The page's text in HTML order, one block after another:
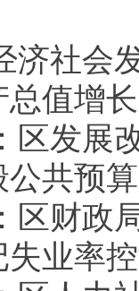
济社会
值增长
区发展
公共预
区财政
失业率